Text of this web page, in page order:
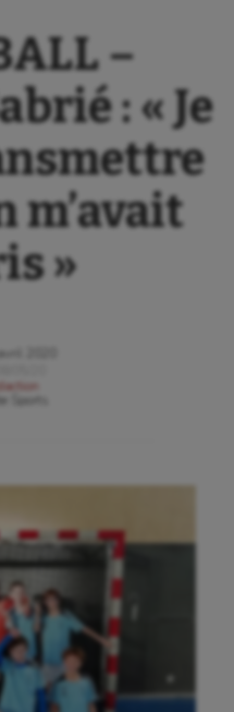
–
: « Je
m’avait
»
2020
Sports